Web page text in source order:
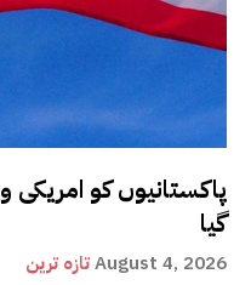
پاکستانیوں کو امریکی
گیا
تازہ ترینAugust 4, 2026